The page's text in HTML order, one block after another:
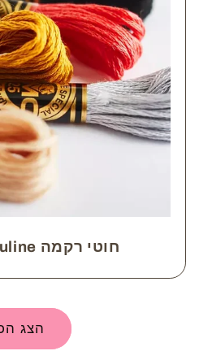
חוטי רקמה DMC Mouline
הצג הכל